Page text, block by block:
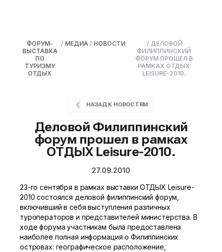
ФОРУМ-
ВЫСТАВКА
ПО
ТУРИЗМУ
ОТДЫХ
/ МЕДИА / НОВОСТИ / ДЕЛОВОЙ
ФИЛИППИНСКИЙ
ФОРУМ ПРОШЕЛ В
РАМКАХ ОТДЫХ
LEISURE-2010.
НАЗАД К НОВОСТЯМ
Деловой Филиппинский
форум прошел в рамках
ОТДЫХ Leisure-2010.
27.09.2010
23-го сентября в рамках выставки ОТДЫХ Leisure-
2010 состоялся деловой филиппинский форум,
включивший в себя выступления различных
туроператоров и представителей министерства. В
ходе форума участникам была предоставлена
наиболее полная информация о Филиппинских
островах: географическое расположение,